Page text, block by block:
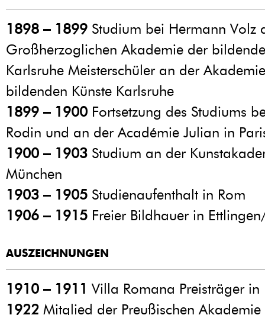
1898 – 1899 Studium bei Hermann Volz
Großherzoglichen Akademie der
Karlsruhe Meisterschüler an der
bildenden Künste Karlsruhe
1899 – 1900 Fortsetzung des Studiums
Rodin und an der Académie Julian in
1900 – 1903 Studium an der
München
1903 – 1905 Studienaufenthalt in Rom
1906 – 1915 Freier Bildhauer in
AUSZEICHNUNGEN
1910 – 1911 Villa Romana Preisträger in
1922 Mitglied der Preußischen Akademie